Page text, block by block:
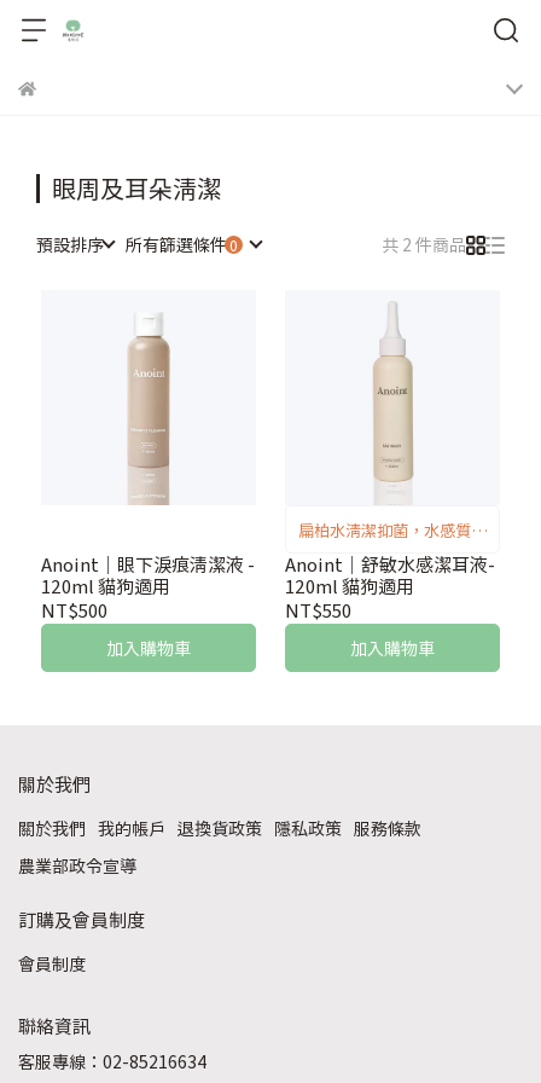
眼周及耳朵清潔
預設排序 所有篩選條件 共 2 件商品
Anoint｜眼下淚痕清潔液 -
120ml 貓狗適用
NT$500
加入購物車
扁柏水清潔抑菌，水感質地
不黏膩
Anoint｜舒敏水感潔耳液-
120ml 貓狗適用
NT$550
加入購物車
關於我們
關於我們 我的帳戶 退換貨政策 隱私政策 服務條款
農業部政令宣導
訂購及會員制度
會員制度
聯絡資訊
客服專線：02-85216634